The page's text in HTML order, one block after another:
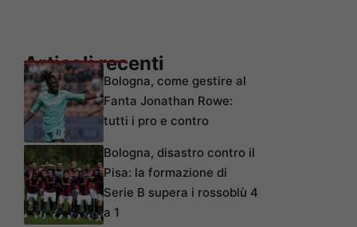
Articoli recenti
Bologna, come gestire al
Fanta Jonathan Rowe:
tutti i pro e contro
Bologna, disastro contro il
Pisa: la formazione di
Serie B supera i rossoblù 4
a 1